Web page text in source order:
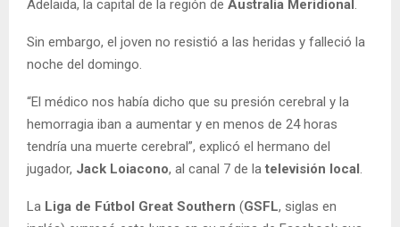
Adelaida, la capital de la región de Australia Meridional .
Sin embargo, el joven no resistió a las heridas y falleció la
noche del domingo.
“El médico nos había dicho que su presión cerebral y la
hemorragia iban a aumentar y en menos de 24 horas
tendría una muerte cerebral”, explicó el hermano del
jugador, Jack Loiacono, al canal 7 de la televisión local .
La Liga de Fútbol Great Southern (GSFL, siglas en